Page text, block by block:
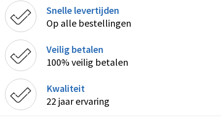
Snelle levertijden
Op alle bestellingen
Veilig betalen
100% veilig betalen
Kwaliteit
22 jaar ervaring